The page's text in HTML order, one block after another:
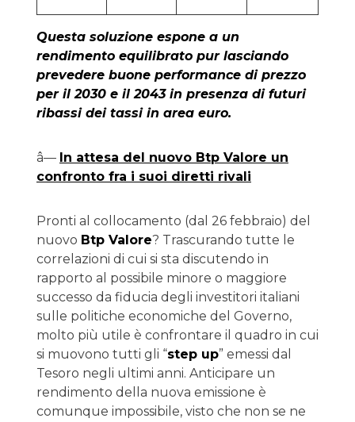
Questa soluzione espone a un
rendimento equilibrato pur lasciando
prevedere buone performance di prezzo
per il 2030 e il 2043 in presenza di futuri
ribassi dei tassi in area euro.
â— In attesa del nuovo Btp Valore un
confronto fra i suoi diretti rivali
Pronti al collocamento (dal 26 febbraio) del
nuovo Btp Valore? Trascurando tutte le
correlazioni di cui si sta discutendo in
rapporto al possibile minore o maggiore
successo da fiducia degli investitori italiani
sulle politiche economiche del Governo,
molto più utile è confrontare il quadro in cui
si muovono tutti gli “step up” emessi dal
Tesoro negli ultimi anni. Anticipare un
rendimento della nuova emissione è
comunque impossibile, visto che non se ne